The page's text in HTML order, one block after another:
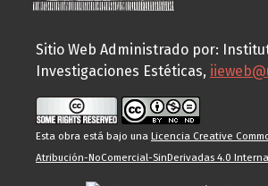
Sitio Web Administrado por:
Investigaciones Estéticas,
Esta obra está bajo una Licencia Creative
Atribución-NoComercial-SinDerivadas 4.0